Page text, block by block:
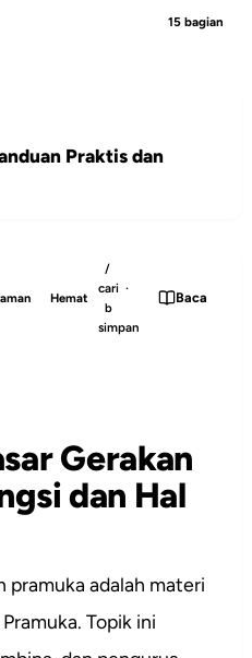
15 bagian
Praktis dan
Hemat
/
cari ·
b
simpan
Baca
Gerakan
dan Hal
pramuka adalah materi
Topik ini